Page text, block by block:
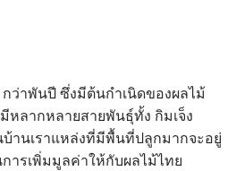
ว่าพันปี ซึ่งมีต้นกำเนิดของผลไม้
หลากหลายสายพันธุ์ทั้ง กิมเจ็ง
บ้านเราแหล่งที่มีพื้นที่ปลูกมากจะอยู่
ารเพิ่มมูลค่าให้กับผลไม้ไทย